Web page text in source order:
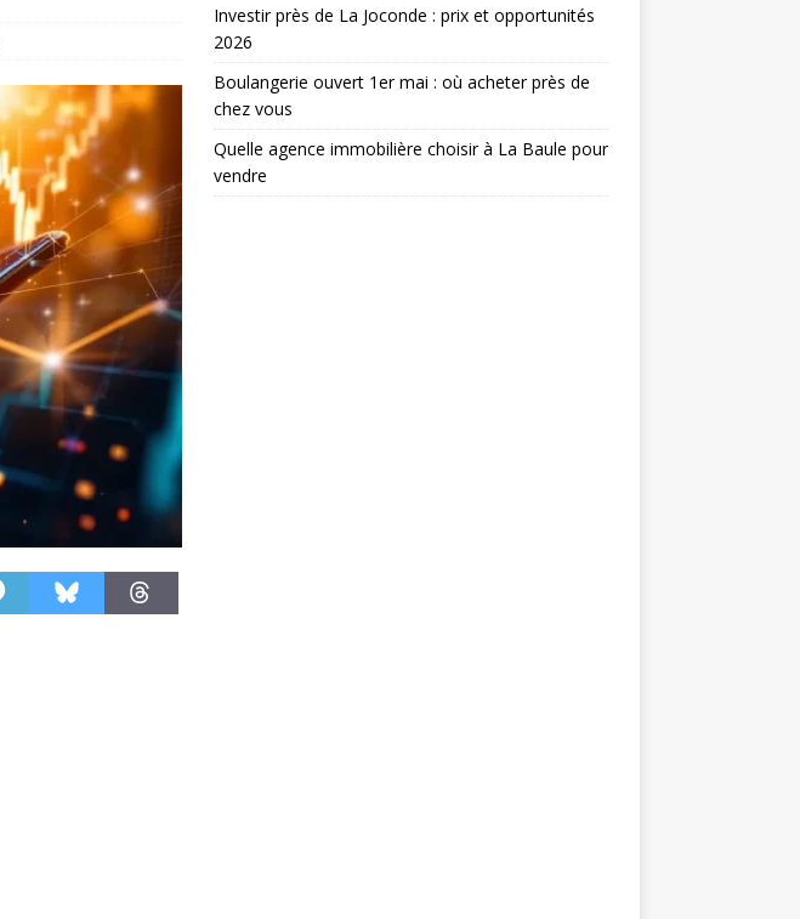
Investir près de La Joconde : prix et opportunités
2026
Boulangerie ouvert 1er mai : où acheter près de
chez vous
Quelle agence immobilière choisir à La Baule pour
vendre